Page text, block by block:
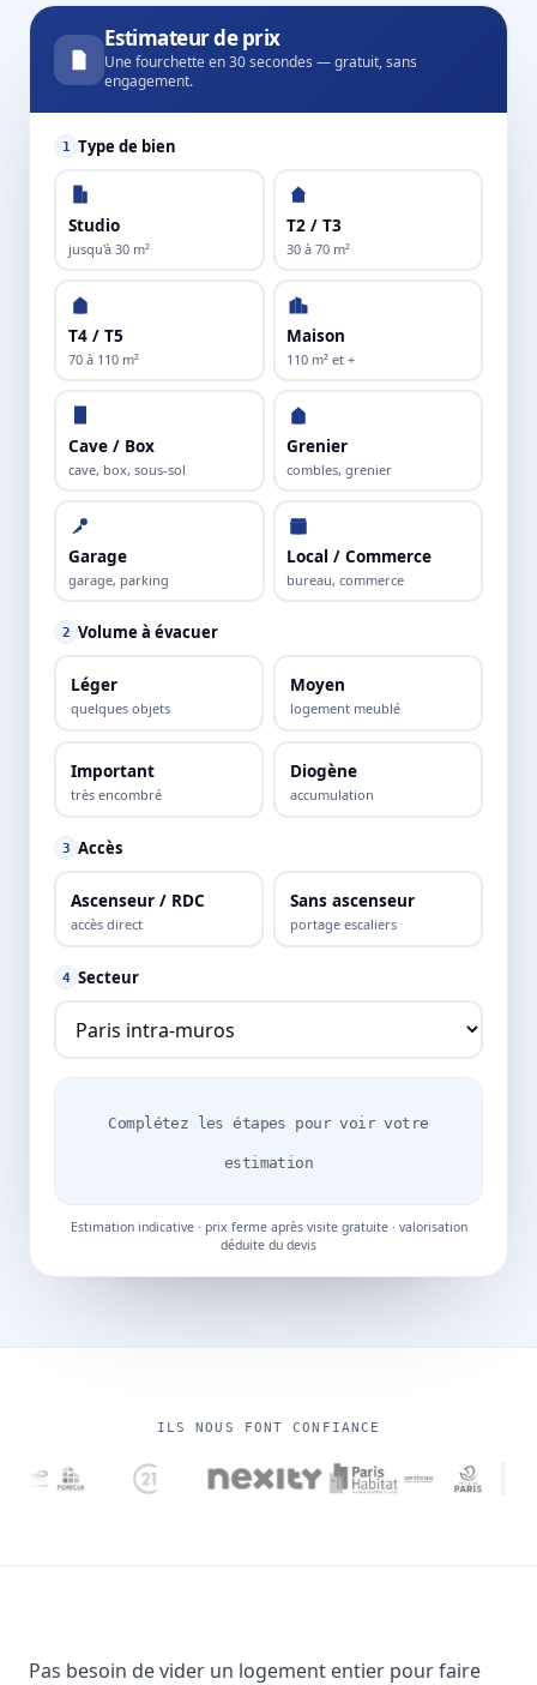
Estimateur de prix
Une fourchette en 30 secondes — gratuit, sans
engagement.
1 Type de bien
Studio
jusqu'à 30 m²
T2 / T3
30 à 70 m²
T4 / T5
70 à 110 m²
Maison
110 m² et +
Cave / Box
cave, box, sous-sol
Grenier
combles, grenier
Garage
garage, parking
Local / Commerce
bureau, commerce
2 Volume à évacuer
Léger
quelques objets
Moyen
logement meublé
Important
très encombré
Diogène
accumulation
3 Accès
Ascenseur / RDC
accès direct
Sans ascenseur
portage escaliers
4 Secteur
Complétez les étapes pour voir votre
estimation
Estimation indicative · prix ferme après visite gratuite · valorisation
déduite du devis
ILS NOUS FONT CONFIANCE
Pas besoin de vider un logement entier pour faire